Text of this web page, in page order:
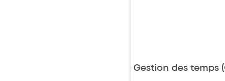
Gestion des temps